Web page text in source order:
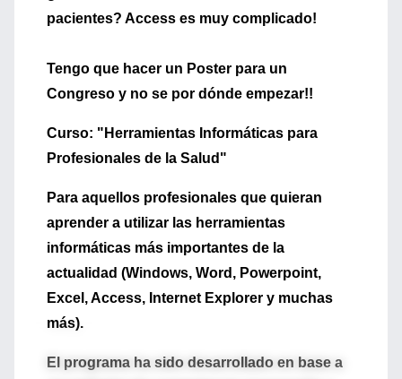
pacientes? Access es muy complicado!
Tengo que hacer un Poster para un
Congreso y no se por dónde empezar!!
Curso: "Herramientas Informáticas para
Profesionales de la Salud"
Para aquellos profesionales que quieran
aprender a utilizar las herramientas
informáticas más importantes de la
actualidad (Windows, Word, Powerpoint,
Excel, Access, Internet Explorer y muchas
más).
El programa ha sido desarrollado en base a